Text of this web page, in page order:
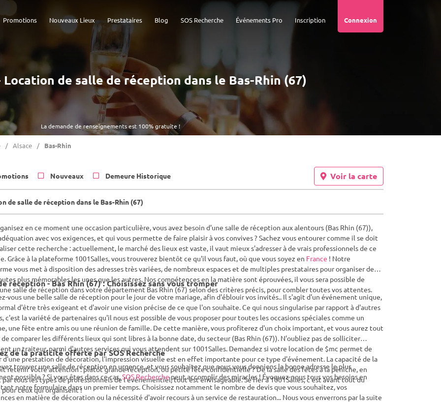
Connexion
Inscription
Événements Pro
SOS Recherche
Blog
Prestataires
Nouveaux Lieux
Promotions
La demande de renseignements est 100% gratuite !
de salle de réception dans le Bas-Rhin (67)
Alsace Bas-Rhin
Nouveaux Demeure Historique Voir la carte
de salle de réception dans le Bas-Rhin (67)
en ce moment une occasion particulière, vous avez besoin d'une salle de réception aux alentours (Bas Rhin (67)),
avec vos exigences, et qui vous permette de faire plaisir à vos convives ? Sachez vous entourer comme il se doit
cette recherche : actuellement, le marché des lieux est vaste, il vaut mieux s'adresser à de vrais professionnels de ce
Grâce à la plateforme 1001Salles, vous trouverez bientôt ce qu'il vous faut, où que vous soyez en France ! Notre
vous met à disposition des adresses très variées, de nombreux espaces et de multiples prestataires pour organiser des
plus mémorables les unes que les autres. Nos compétences en la matière sont éprouvées, il vous sera possible de
salle de réception dans votre département Bas Rhin (67) selon des critères précis, pour combler toutes vos attentes.
réception - Bas Rhin (67) : Choisissez sans vous tromper
vous une belle salle de réception pour le jour de votre mariage, afin d'éblouir vos invités.. Il s'agit d'un événement unique,
d'être très exigeant et d'avoir une vision précise de ce que l'on souhaite. Ce qui nous singularise par rapport à d'autres
c'est la variété de partenaires qu'il nous est possible de vous proposer pour toutes les occasions spéciales comme un
une fête entre amis ou une réunion de famille. De cette manière, vous profiterez d'un choix important, et vous aurez tout
comparer les différents lieux qui sont libres à la bonne date, du secteur (Bas Rhin (67)). N'oubliez pas de solliciter
un traiteur, parmi d'autres services qui vous attendent sur 1001Salles. Demandez si votre location de $mc permet de
prestation de décoration, l'impression visuelle est en effet importante pour ce type d'événement. La capacité de la
retenir votre attention : plutôt grande réception, ou petite fête confidentielle ? De la salle des fêtes à la péniche, en
par tous les types de professionnels de l'événementiel, tout est envisageable. Se fier à 1001Salles, c'est avant tout du
ceux qui organisent !
de la praticité offerte par SOS Recherche
trouver une salle de réception en urgence, et vous souhaitez que nous vous donnions la bonne adresse le plus
possible ? Si vous êtes dans ce cas,SOS Recherchepeut accomplir des miracles ! Évoquez-nous tous vos besoins en
notre formulaire dans un premier temps. Choisissez notamment le nombre de devis que vous souhaitez, vos
en matière de décoration ou la nécessité d'avoir recours à un service de restauration... Nous vous enverrons par la suite